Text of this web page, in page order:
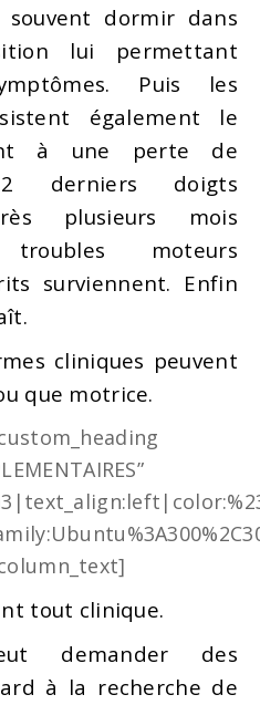
dormir dans
lui permettant
Puis les
également le
à une perte de
derniers doigts
plusieurs mois
moteurs
surviennent. Enfin
cliniques peuvent
que motrice.
tout clinique.
demander des
à la recherche de